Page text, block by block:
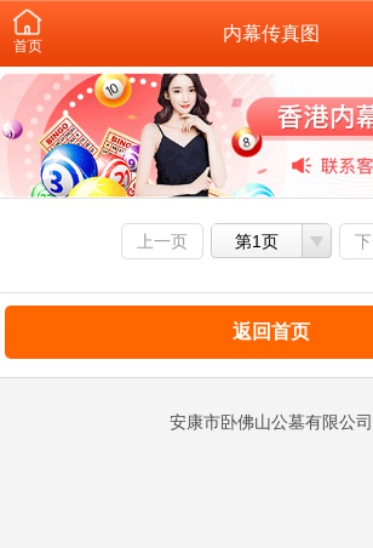
首页
内幕传真图
上一页 第1页
返回首页
安康市卧佛山公墓有限公司